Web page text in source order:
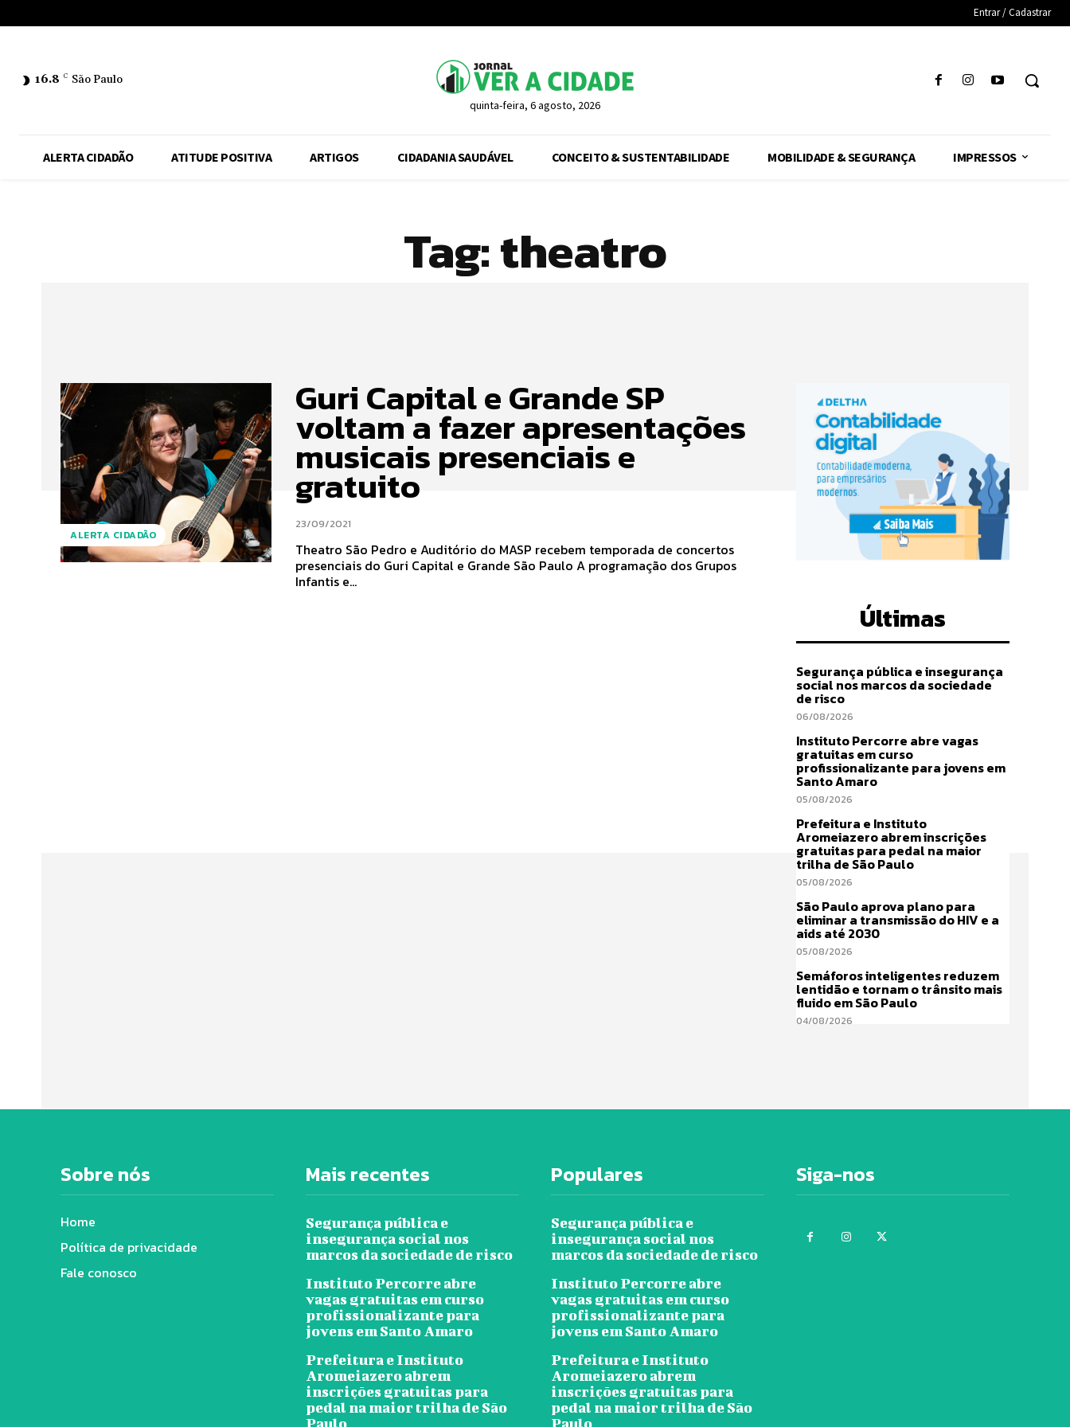
Entrar / Cadastrar
16.8 C São Paulo
quinta-feira, 6 agosto, 2026
ALERTA CIDADÃO ATITUDE POSITIVA ARTIGOS CIDADANIA SAUDÁVEL CONCEITO & SUSTENTABILIDADE MOBILIDADE & SEGURANÇA IMPRESSOS
Tag:theatro
ALERTA CIDADÃO
Guri Capital e Grande SP
voltam a fazer apresentações
musicais presenciais e
gratuito
23/09/2021
Theatro São Pedro e Auditório do MASP recebem temporada de concertos
presenciais do Guri Capital e Grande São Paulo A programação dos Grupos
Infantis e...
Últimas
Segurança pública e insegurança
social nos marcos da sociedade
de risco
06/08/2026
Instituto Percorre abre vagas
gratuitas em curso
profissionalizante para jovens em
Santo Amaro
05/08/2026
Prefeitura e Instituto
Aromeiazero abrem inscrições
gratuitas para pedal na maior
trilha de São Paulo
05/08/2026
São Paulo aprova plano para
eliminar a transmissão do HIV e a
aids até 2030
05/08/2026
Semáforos inteligentes reduzem
lentidão e tornam o trânsito mais
fluido em São Paulo
04/08/2026
Sobre nós
Home
Política de privacidade
Fale conosco
Mais recentes
Segurança pública e
insegurança social nos
marcos da sociedade de risco
Instituto Percorre abre
vagas gratuitas em curso
profissionalizante para
jovens em Santo Amaro
Prefeitura e Instituto
Aromeiazero abrem
inscrições gratuitas para
pedal na maior trilha de São
Paulo
Populares
Segurança pública e
insegurança social nos
marcos da sociedade de risco
Instituto Percorre abre
vagas gratuitas em curso
profissionalizante para
jovens em Santo Amaro
Prefeitura e Instituto
Aromeiazero abrem
inscrições gratuitas para
pedal na maior trilha de São
Paulo
Siga-nos